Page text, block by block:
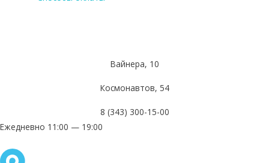
Вайнера, 10
Космонавтов, 54
8 (343) 300-15-00
Ежедневно 11:00 — 19:00